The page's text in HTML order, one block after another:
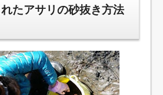
たアサリの砂抜き方法